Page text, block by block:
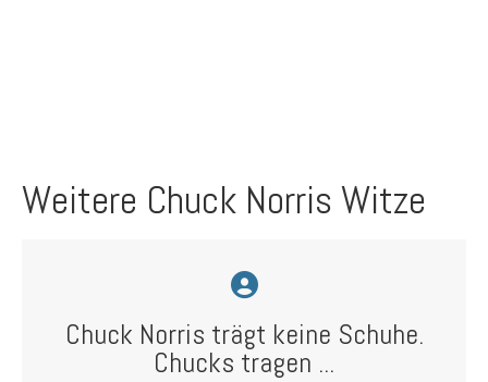
Weitere Chuck Norris Witze
Chuck Norris trägt keine Schuhe.
Chucks tragen ...